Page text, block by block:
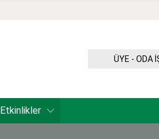
ÜYE - ODA
Etkinlikler